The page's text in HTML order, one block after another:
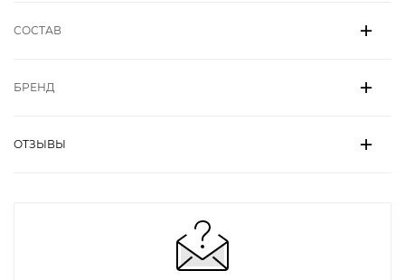
СОСТАВ
БРЕНД
ОТЗЫВЫ